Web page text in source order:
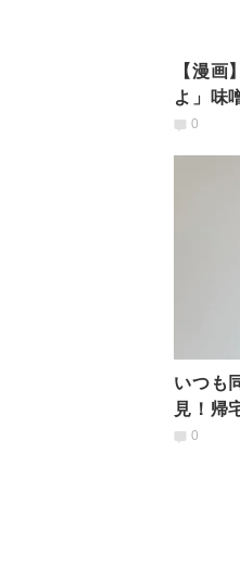
【漫画
よ」味
やること
0
いつも
見！帰
肩まわ
0